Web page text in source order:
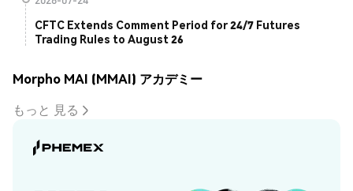
CFTC Extends Comment Period for 24/7 Futures
Trading Rules to August 26
Morpho MAI (MMAI) アカデミー
もっと 見る